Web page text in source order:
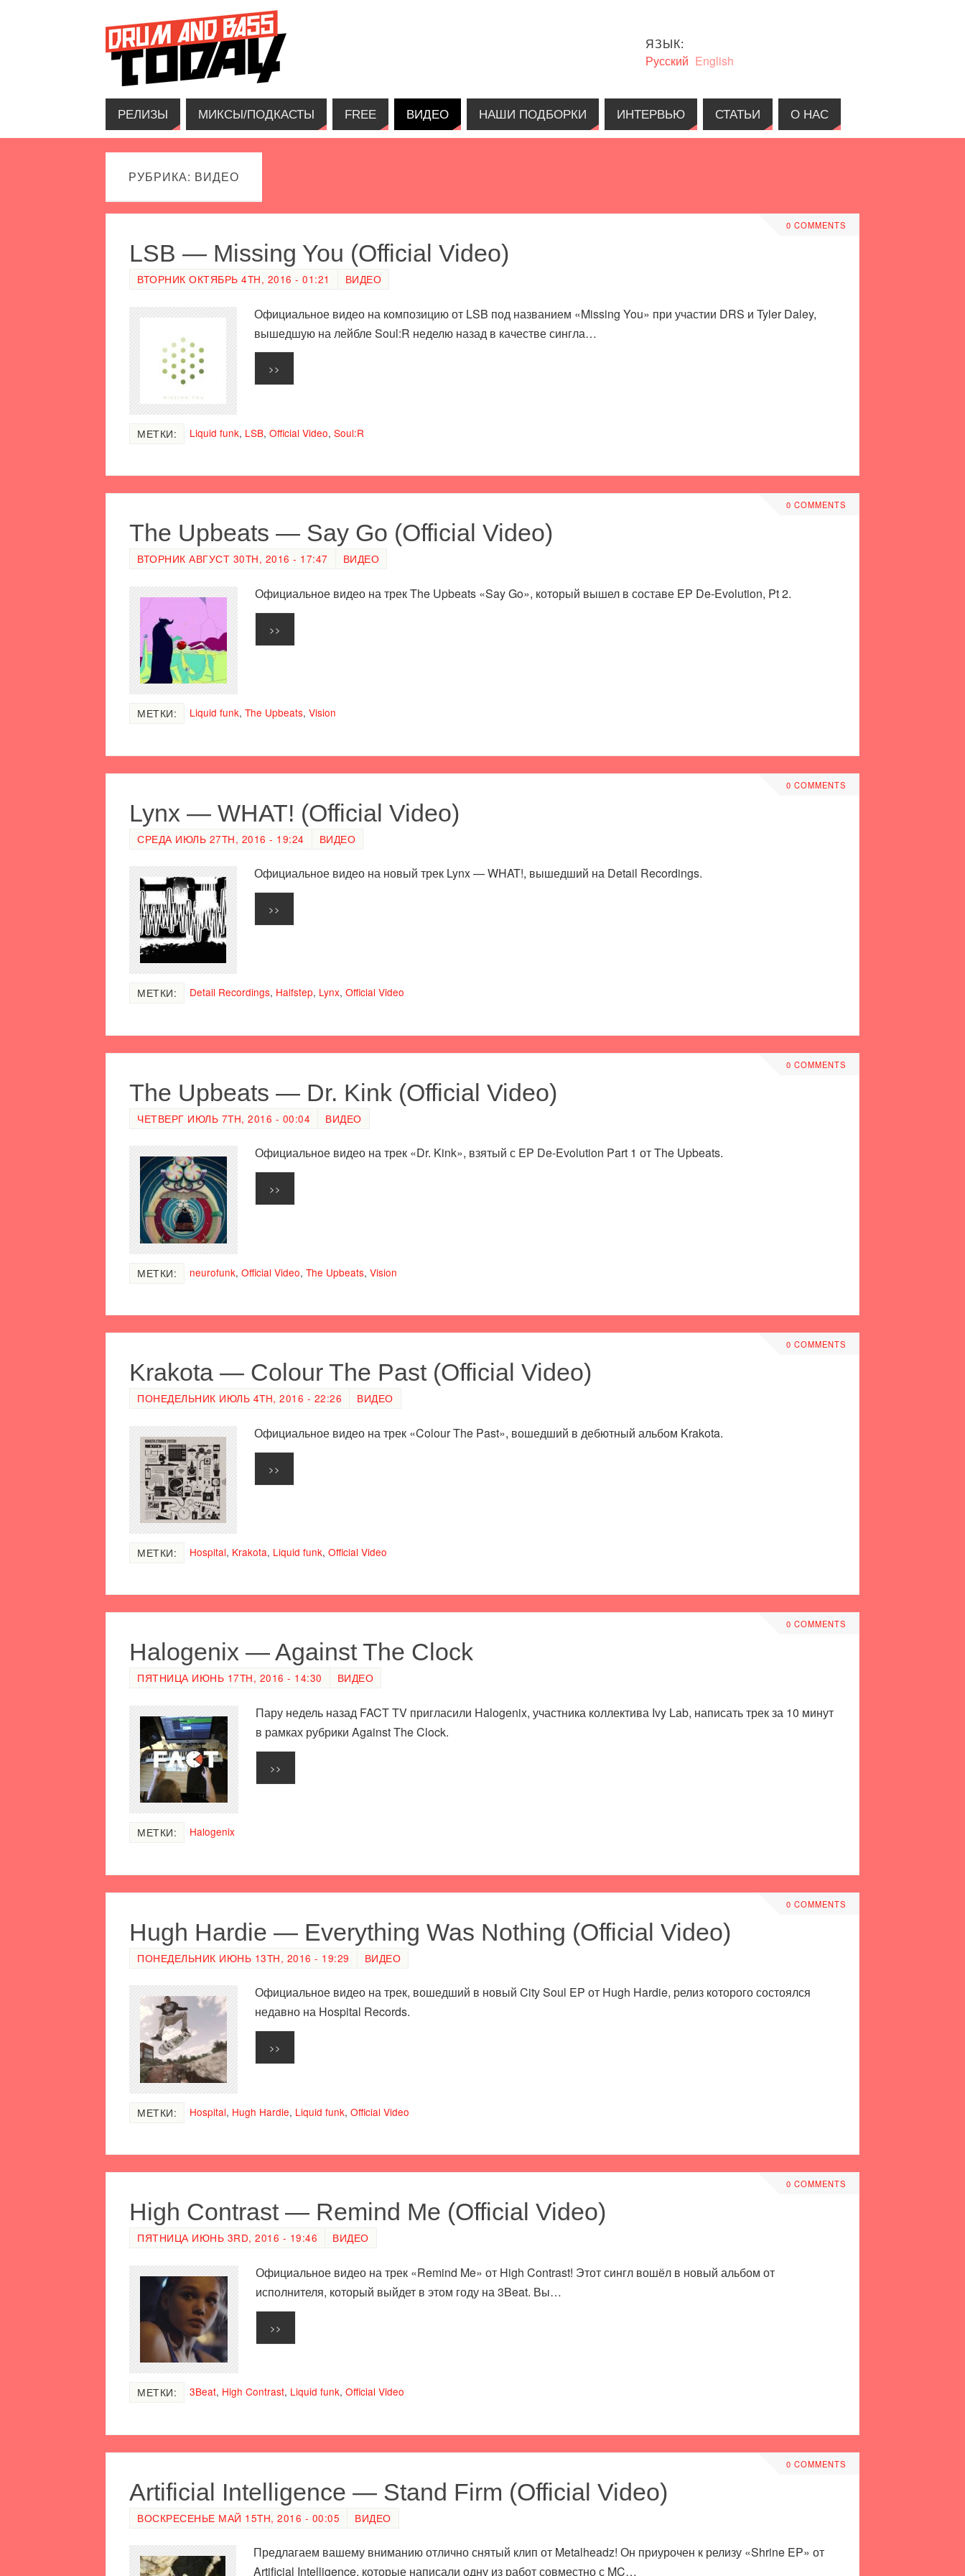
ЯЗЫК:
Русский English
РЕЛИЗЫ МИКСЫ/ПОДКАСТЫ FREE ВИДЕО НАШИ ПОДБОРКИ ИНТЕРВЬЮ СТАТЬИ О НАС
РУБРИКА: ВИДЕО
0 COMMENTS
LSB — Missing You (Official Video)
ВТОРНИК ОКТЯБРЬ 4TH, 2016 - 01:21 ВИДЕО
Официальное видео на композицию от LSB под названием «Missing You» при участии DRS и Tyler Daley,
вышедшую на лейбле Soul:R неделю назад в качестве сингла…
>>
МЕТКИ: Liquid funk, LSB, Official Video, Soul​:​R
0 COMMENTS
The Upbeats — Say Go (Official Video)
ВТОРНИК АВГУСТ 30TH, 2016 - 17:47 ВИДЕО
Официальное видео на трек The Upbeats «Say Go», который вышел в составе EP De-Evolution, Pt 2.
>>
МЕТКИ: Liquid funk, The Upbeats, Vision
0 COMMENTS
Lynx — WHAT! (Оfficial Video)
СРЕДА ИЮЛЬ 27TH, 2016 - 19:24 ВИДЕО
Официальное видео на новый трек Lynx — WHAT!, вышедший на Detail Recordings.
>>
МЕТКИ: Detail Recordings, Halfstep, Lynx, Оfficial Video
0 COMMENTS
The Upbeats — Dr. Kink (Official Video)
ЧЕТВЕРГ ИЮЛЬ 7TH, 2016 - 00:04 ВИДЕО
Официальное видео на трек «Dr. Kink», взятый с EP De-Evolution Part 1 от The Upbeats.
>>
МЕТКИ: neurofunk, Official Video, The Upbeats, Vision
0 COMMENTS
Krakota — Colour The Past (Official Video)
ПОНЕДЕЛЬНИК ИЮЛЬ 4TH, 2016 - 22:26 ВИДЕО
Официальное видео на трек «Colour The Past», вошедший в дебютный альбом Krakota.
>>
МЕТКИ: Hospital, Krakota, Liquid funk, Official Video
0 COMMENTS
Halogenix — Against The Clock
ПЯТНИЦА ИЮНЬ 17TH, 2016 - 14:30 ВИДЕО
Пару недель назад FACT TV пригласили Halogenix, участника коллектива Ivy Lab, написать трек за 10 минут
в рамках рубрики Against The Clock.
>>
МЕТКИ: Halogenix
0 COMMENTS
Hugh Hardie — Everything Was Nothing (Official Video)
ПОНЕДЕЛЬНИК ИЮНЬ 13TH, 2016 - 19:29 ВИДЕО
Официальное видео на трек, вошедший в новый City Soul EP от Hugh Hardie, релиз которого состоялся
недавно на Hospital Records.
>>
МЕТКИ: Hospital, Hugh Hardie, Liquid funk, Official Video
0 COMMENTS
High Contrast — Remind Me (Official Video)
ПЯТНИЦА ИЮНЬ 3RD, 2016 - 19:46 ВИДЕО
Официальное видео на трек «Remind Me» от High Contrast! Этот сингл вошёл в новый альбом от
исполнителя, который выйдет в этом году на 3Beat. Вы…
>>
МЕТКИ: 3Beat, High Contrast, Liquid funk, Official Video
0 COMMENTS
Artificial Intelligence — Stand Firm (Official Video)
ВОСКРЕСЕНЬЕ МАЙ 15TH, 2016 - 00:05 ВИДЕО
Предлагаем вашему вниманию отлично снятый клип от Metalheadz! Он приурочен к релизу «Shrine EP» от
Artificial Intelligence, которые написали одну из работ совместно с MC…